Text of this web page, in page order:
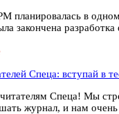
планировалась в
закончена
Спеца: вступай в
Спеца! Мы
журнал, и нам